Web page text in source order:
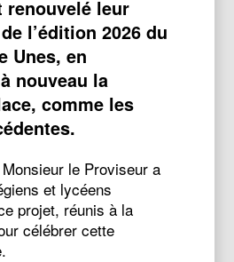
renouvelé leur
l’édition 2026 du
Unes, en
nouveau la
comme les
le Proviseur a
et lycéens
projet, réunis à la
célébrer cette